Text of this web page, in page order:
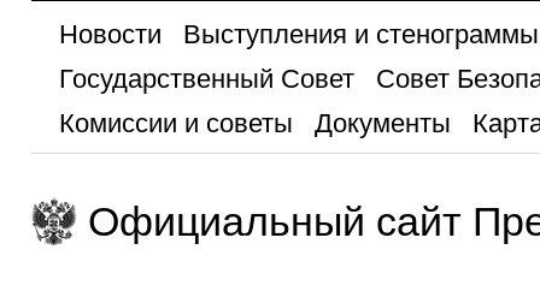
Новости
Выступления и стенограммы
Государственный Совет
Совет
Комиссии и советы
Документы
Официальный сайт